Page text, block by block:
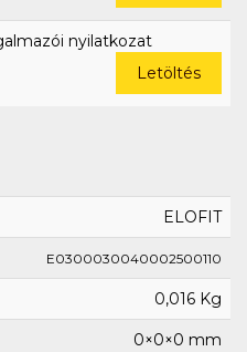
nyilatkozat
Letöltés
ELOFIT
E0300030040002500110
0,016 Kg
0×0×0 mm